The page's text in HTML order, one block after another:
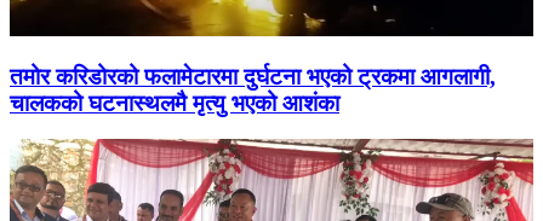
तमोर करिडोरको फलामेटारमा दुर्घटना भएको ट्रकमा आगलागी,
चालकको घटनास्थलमै मृत्यु भएको आशंका